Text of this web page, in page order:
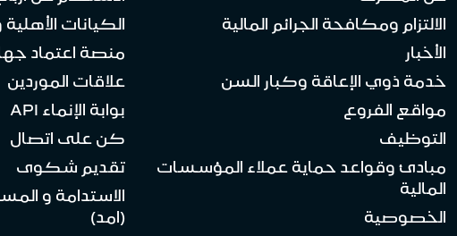
الالتزام ومكافحة الجرائم المالية
الأخبار
خدمة ذوي الإعاقة وكبار السن
مواقع الفروع
التوظيف
مبادئ وقواعد حماية عملاء المؤسسات
المالية
الخصوصية
الكيانات
منصة اعتماد
علاقات الموردين
بوابة الإنماء API
كن على اتصال
تقديم شكوى
الاستدامة و
(امد)